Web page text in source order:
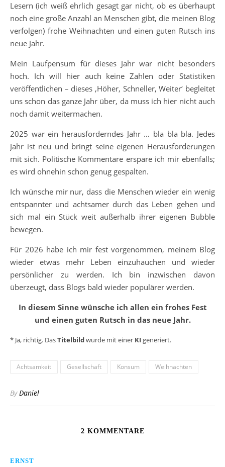
Lesern (ich weiß ehrlich gesagt gar nicht, ob es überhaupt
noch eine große Anzahl an Menschen gibt, die meinen Blog
verfolgen) frohe Weihnachten und einen guten Rutsch ins
neue Jahr.
Mein Laufpensum für dieses Jahr war nicht besonders
hoch. Ich will hier auch keine Zahlen oder Statistiken
veröffentlichen – dieses ‚Höher, Schneller, Weiter‘ begleitet
uns schon das ganze Jahr über, da muss ich hier nicht auch
noch damit weitermachen.
2025 war ein herausforderndes Jahr … bla bla bla. Jedes
Jahr ist neu und bringt seine eigenen Herausforderungen
mit sich. Politische Kommentare erspare ich mir ebenfalls;
es wird ohnehin schon genug gespalten.
Ich wünsche mir nur, dass die Menschen wieder ein wenig
entspannter und achtsamer durch das Leben gehen und
sich mal ein Stück weit außerhalb ihrer eigenen Bubble
bewegen.
Für 2026 habe ich mir fest vorgenommen, meinem Blog
wieder etwas mehr Leben einzuhauchen und wieder
persönlicher zu werden. Ich bin inzwischen davon
überzeugt, dass Blogs bald wieder populärer werden.
In diesem Sinne wünsche ich allen ein frohes Fest
und einen guten Rutsch in das neue Jahr.
* Ja, richtig. DasTitelbildwurde mit einer KI generiert.
Achtsamkeit Gesellschaft Konsum Weihnachten
ByDaniel
2 KOMMENTARE
ERNST